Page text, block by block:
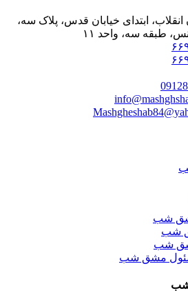
ابتدای خیابان قدس، پلاک سه،
طبقه سه، واحد ۱۱
شب
شب
مشق شب
مسئول مشق شب
شب